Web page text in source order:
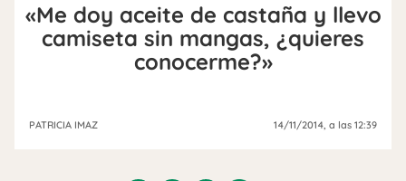
«Me doy aceite de castaña y llevo
camiseta sin mangas, ¿quieres
conocerme?»
PATRICIA IMAZ 14/11/2014, a las 12:39